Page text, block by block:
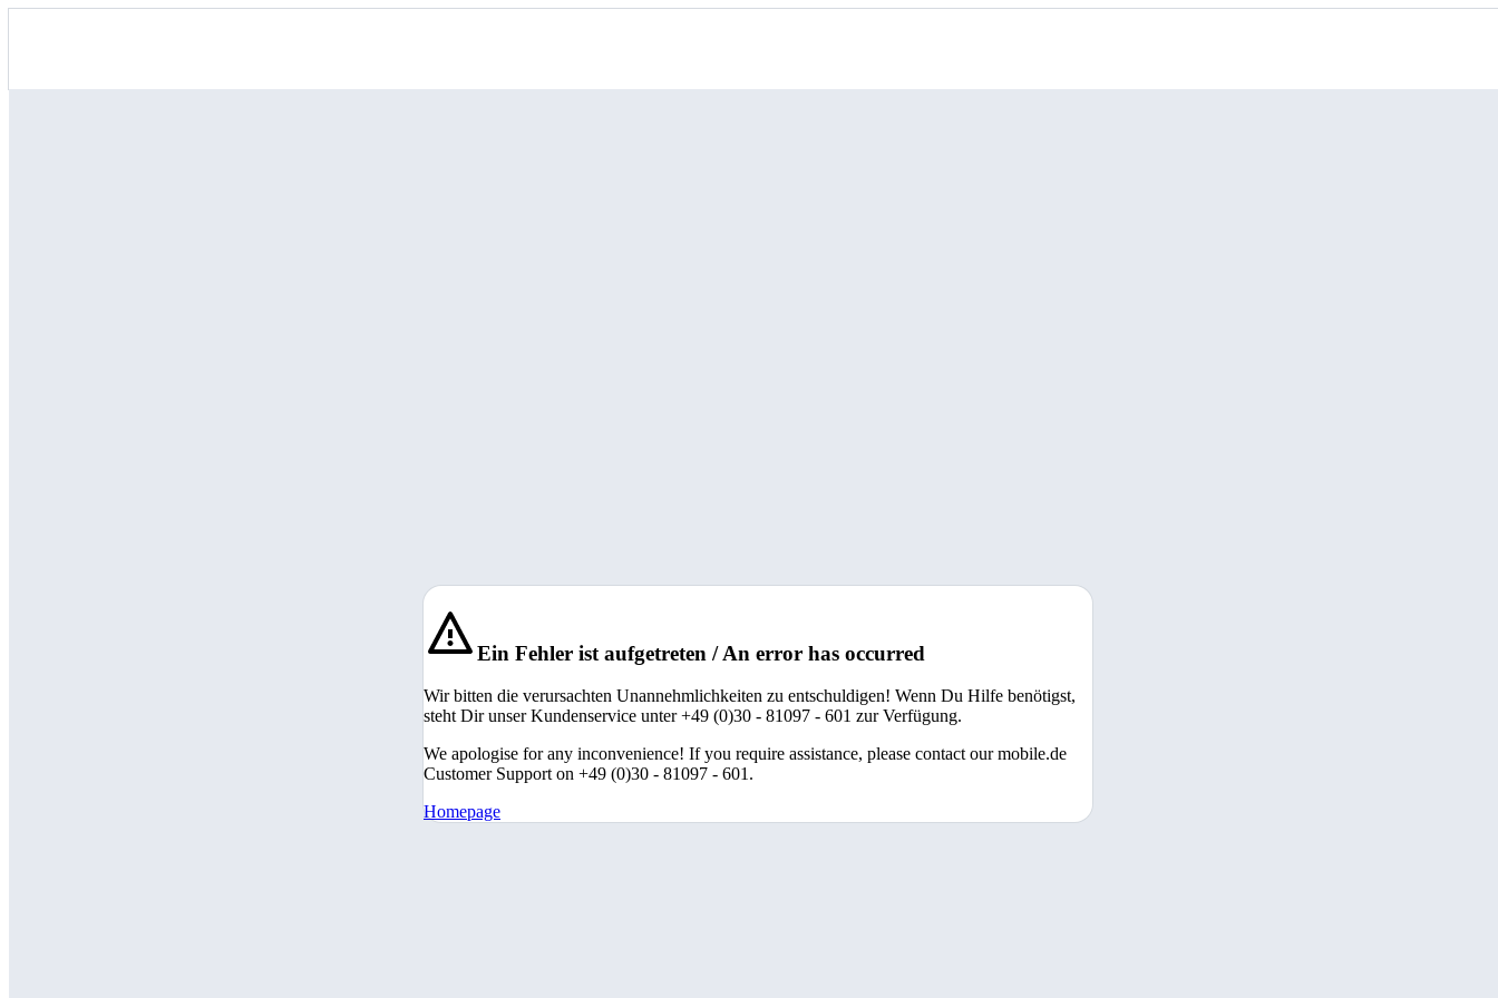
Ein Fehler ist aufgetreten / An error has occurred
Wir bitten die verursachten Unannehmlichkeiten zu entschuldigen! Wenn Du Hilfe benötigst,
steht Dir unser Kundenservice unter +49 (0)30 - 81097 - 601 zur Verfügung.
We apologise for any inconvenience! If you require assistance, please contact our mobile.de
Customer Support on +49 (0)30 - 81097 - 601.
Homepage